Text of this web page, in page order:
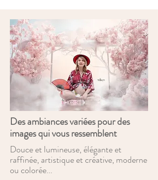
Des ambiances variées pour des
images qui vous ressemblent
Douce et lumineuse, élégante et
raffinée, artistique et créative, moderne
ou colorée...